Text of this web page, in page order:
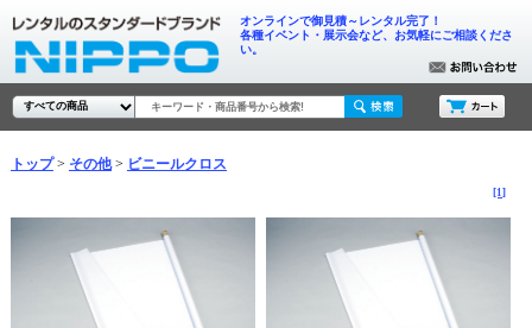
オンラインで御見積～レンタル完了！
各種イベント・展示会など、お気軽にご相談くださ
い。
トップ その他 ビニールクロス
[1]